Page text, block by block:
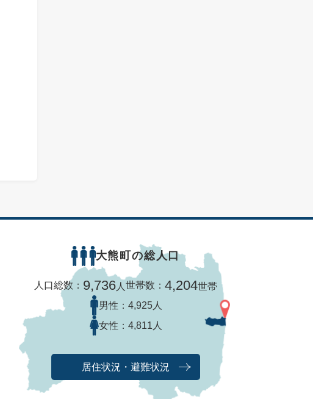
大熊町の総人口
人口総数： 9,736人世帯数： 4,204世帯
男性： 4,925人
女性： 4,811人
居住状況・避難状況